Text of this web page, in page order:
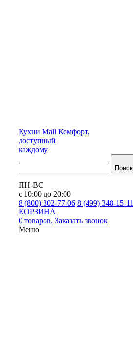
Кухни Mall Комфорт,
доступный
каждому
Поиск
ПН-ВС
с 10:00 до 20:00
8 (800) 302-77-06 8 (499) 348-15-11
КОРЗИНА
0 товаров. Заказать звонок
Меню